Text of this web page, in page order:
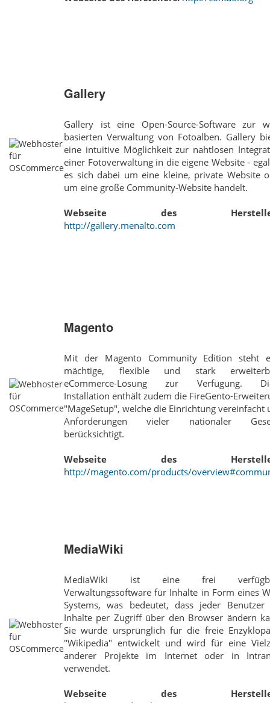
Gallery
Gallery ist eine Open-Source-Software zur
basierten Verwaltung von Fotoalben. Gallery
eine intuitive Möglichkeit zur nahtlosen
einer Fotoverwaltung in die eigene Website -
es sich dabei um eine kleine, private Website
um eine große Community-Website handelt.
Webseite des
http://gallery.menalto.com
Magento
Mit der Magento Community Edition steht
mächtige, flexible und stark
eCommerce-Lösung zur Verfügung.
Installation enthält zudem die FireGento-
"MageSetup", welche die Einrichtung vereinfacht
Anforderungen vieler nationaler
berücksichtigt.
Webseite des
http://magento.com/products/
MediaWiki
MediaWiki ist eine frei
Verwaltungssoftware für Inhalte in Form eines
Systems, was bedeutet, dass jeder Benutzer
Inhalte per Zugriff über den Browser ändern
Sie wurde ursprünglich für die freie
"Wikipedia" entwickelt und wird für eine
anderer Projekte im Internet oder in
verwendet.
Webseite des